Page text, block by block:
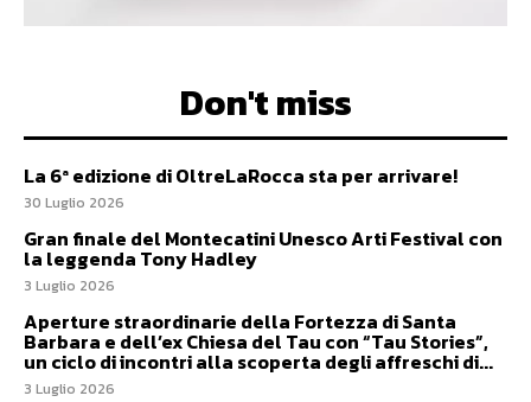
Don't miss
La 6ª edizione di OltreLaRocca sta per arrivare!
30 Luglio 2026
Gran finale del Montecatini Unesco Arti Festival con
la leggenda Tony Hadley
3 Luglio 2026
Aperture straordinarie della Fortezza di Santa
Barbara e dell’ex Chiesa del Tau con “Tau Stories”,
un ciclo di incontri alla scoperta degli affreschi di...
3 Luglio 2026